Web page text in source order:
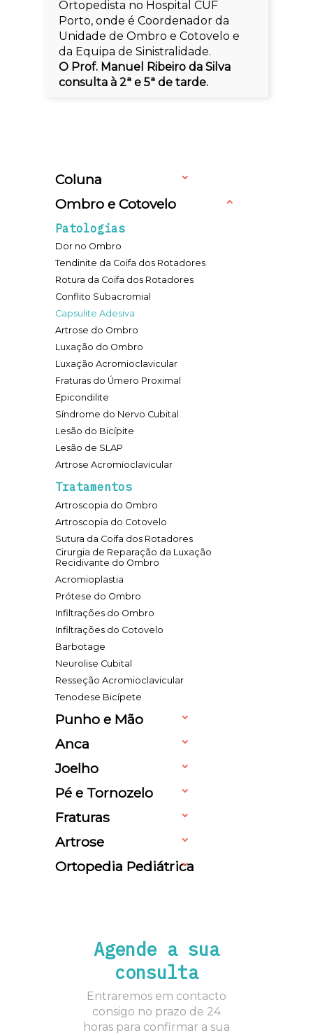
Ortopedista no Hospital CUF
Porto, onde é Coordenador da
Unidade de Ombro e Cotovelo e
da Equipa de Sinistralidade.
O Prof. Manuel Ribeiro da Silva
consulta à 2ª e 5ª de tarde.
Coluna
Ombro e Cotovelo
Patologias
Dor no Ombro
Tendinite da Coifa dos Rotadores
Rotura da Coifa dos Rotadores
Conflito Subacromial
Capsulite Adesiva
Artrose do Ombro
Luxação do Ombro
Luxação Acromioclavicular
Fraturas do Úmero Proximal
Epicondilite
Síndrome do Nervo Cubital
Lesão do Bicípite
Lesão de SLAP
Artrose Acromioclavicular
Tratamentos
Artroscopia do Ombro
Artroscopia do Cotovelo
Sutura da Coifa dos Rotadores
Cirurgia de Reparação da Luxação
Recidivante do Ombro
Acromioplastia
Prótese do Ombro
Infiltrações do Ombro
Infiltrações do Cotovelo
Barbotage
Neurolise Cubital
Resseção Acromioclavicular
Tenodese Bicípete
Punho e Mão
Anca
Joelho
Pé e Tornozelo
Fraturas
Artrose
Ortopedia Pediátrica
Agende a sua
consulta
Entraremos em contacto
consigo no prazo de 24
horas para confirmar a sua